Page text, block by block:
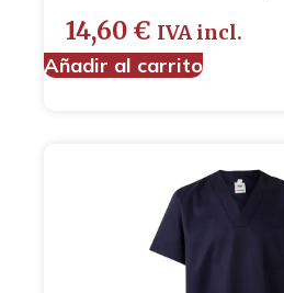
14,60 € IVA incl.
Añadir al carrito